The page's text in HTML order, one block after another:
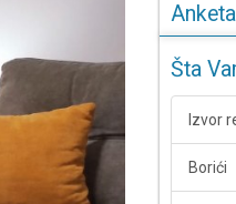
Anketa
Šta
Izvor
Borići